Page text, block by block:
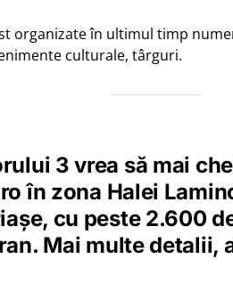
organizate în ultimul timp
culturale, târguri.
3 vrea să mai
în zona Halei
cu peste 2.600
Mai multe detalii,